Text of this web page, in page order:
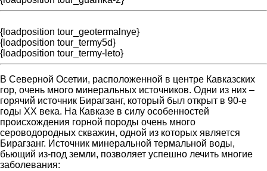
{loadposition tour_geotermalnye}
{loadposition tour_termy5d}
{loadposition tour_termy-leto}
В Северной Осетии, расположенной в центре Кавказских
гор, очень много минеральных источников. Одни из них –
горячий источник Бирагзанг, который был открыт в 90-е
годы XX века. На Кавказе в силу особенностей
происхождения горной породы очень много
сероводородных скважин, одной из которых является
Бирагзанг. Источник минеральной термальной воды,
бьющий из-под земли, позволяет успешно лечить многие
заболевания: